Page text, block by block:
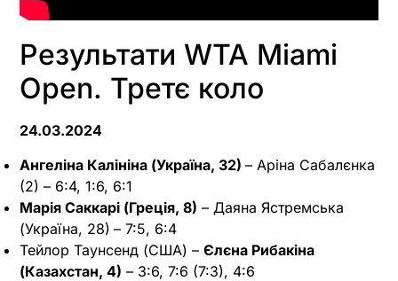
Результати WTA Miami
Open. Третє коло
24.03.2024
Ангеліна Калініна (Україна, 32) – Аріна Сабалєнка
(2) – 6:4, 1:6, 6:1
Марія Саккарі (Греція, 8) – Даяна Ястремська
(Україна, 28) – 7:5, 6:4
Тейлор Таунсенд (США) – Єлєна Рибакіна
(Казахстан, 4) – 3:6, 7:6 (7:3), 4:6